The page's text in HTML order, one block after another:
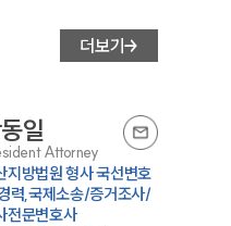
더보기
일
Attorney
지방법원 형사 국선변호
력,국제소송/증거조사/
전문변호사